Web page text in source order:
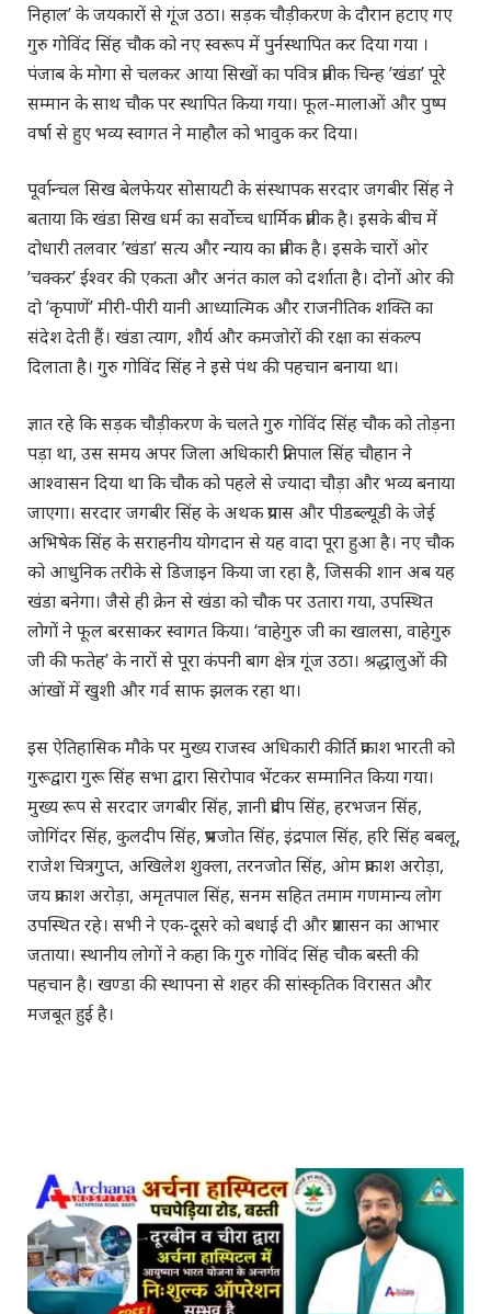
निहाल’ के जयकारों से गूंज उठा। सड़क चौड़ीकरण के दौरान हटाए गए
गुरु गोविंद सिंह चौक को नए स्वरूप में पुर्नस्थापित कर दिया गया ।
पंजाब के मोगा से चलकर आया सिखों का पवित्र प्रतीक चिन्ह ’खंडा’ पूरे
सम्मान के साथ चौक पर स्थापित किया गया। फूल-मालाओं और पुष्प
वर्षा से हुए भव्य स्वागत ने माहौल को भावुक कर दिया।
पूर्वान्चल सिख बेलफेयर सोसायटी के संस्थापक सरदार जगबीर सिंह ने
बताया कि खंडा सिख धर्म का सर्वोच्च धार्मिक प्रतीक है। इसके बीच में
दोधारी तलवार ’खंडा’ सत्य और न्याय का प्रतीक है। इसके चारों ओर
’चक्कर’ ईश्वर की एकता और अनंत काल को दर्शाता है। दोनों ओर की
दो ’कृपाणें’ मीरी-पीरी यानी आध्यात्मिक और राजनीतिक शक्ति का
संदेश देती हैं। खंडा त्याग, शौर्य और कमजोरों की रक्षा का संकल्प
दिलाता है। गुरु गोविंद सिंह ने इसे पंथ की पहचान बनाया था।
ज्ञात रहे कि सड़क चौड़ीकरण के चलते गुरु गोविंद सिंह चौक को तोड़ना
पड़ा था, उस समय अपर जिला अधिकारी प्रतिपाल सिंह चौहान ने
आश्वासन दिया था कि चौक को पहले से ज्यादा चौड़ा और भव्य बनाया
जाएगा। सरदार जगबीर सिंह के अथक प्रयास और पीडब्ल्यूडी के जेई
अभिषेक सिंह के सराहनीय योगदान से यह वादा पूरा हुआ है। नए चौक
को आधुनिक तरीके से डिजाइन किया जा रहा है, जिसकी शान अब यह
खंडा बनेगा। जैसे ही क्रेन से खंडा को चौक पर उतारा गया, उपस्थित
लोगों ने फूल बरसाकर स्वागत किया। ‘वाहेगुरु जी का खालसा, वाहेगुरु
जी की फतेह’ के नारों से पूरा कंपनी बाग क्षेत्र गूंज उठा। श्रद्धालुओं की
आंखों में खुशी और गर्व साफ झलक रहा था।
इस ऐतिहासिक मौके पर मुख्य राजस्व अधिकारी कीर्ति प्रकाश भारती को
गुरूद्वारा गुरू सिंह सभा द्वारा सिरोपाव भेंटकर सम्मानित किया गया।
मुख्य रूप से सरदार जगबीर सिंह, ज्ञानी प्रदीप सिंह, हरभजन सिंह,
जोगिंदर सिंह, कुलदीप सिंह, प्रभजोत सिंह, इंद्रपाल सिंह, हरि सिंह बबलू,
राजेश चित्रगुप्त, अखिलेश शुक्ला, तरनजोत सिंह, ओम प्रकाश अरोड़ा,
जय प्रकाश अरोड़ा, अमृतपाल सिंह, सनम सहित तमाम गणमान्य लोग
उपस्थित रहे। सभी ने एक-दूसरे को बधाई दी और प्रशासन का आभार
जताया। स्थानीय लोगों ने कहा कि गुरु गोविंद सिंह चौक बस्ती की
पहचान है। खण्डा की स्थापना से शहर की सांस्कृतिक विरासत और
मजबूत हुई है।